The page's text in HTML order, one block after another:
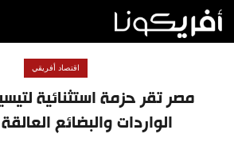
مصر تقر حزمة استثنائية
الواردات والبضائع
اقتصاد أفريقي